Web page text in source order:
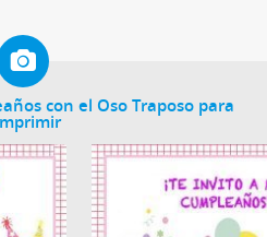
con el Oso Traposo para